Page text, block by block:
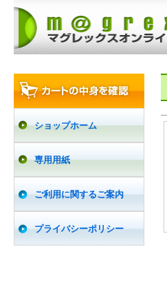
ショップホーム
専用用紙
ご利用に関するご案内
プライバシーポリシー